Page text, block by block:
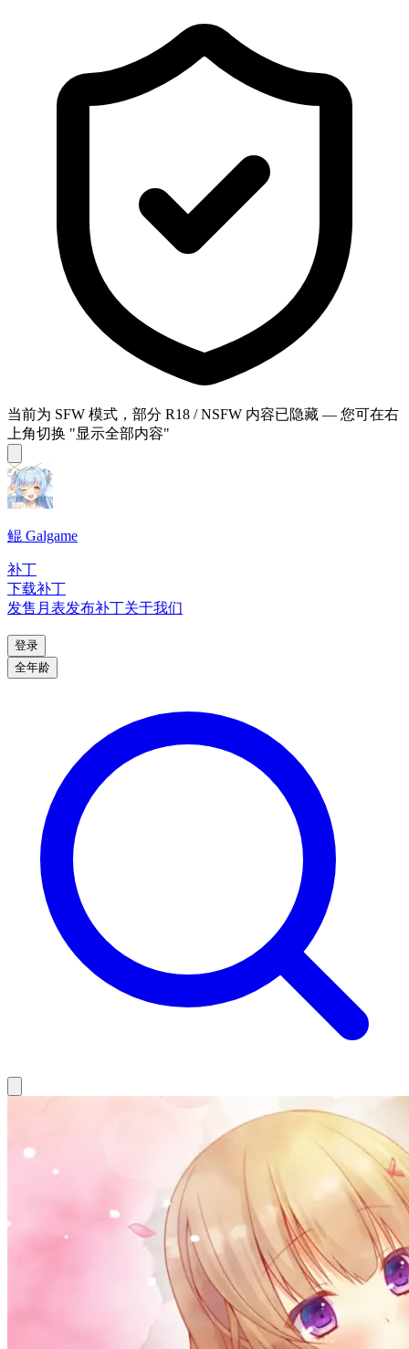
当前为 SFW 模式，部分 R18 / NSFW 内容已隐藏 — 您可在右
上角切换 "显示全部内容"
鲲 Galgame
补丁
下载补丁
发售月表发布补丁关于我们
登录
全年龄